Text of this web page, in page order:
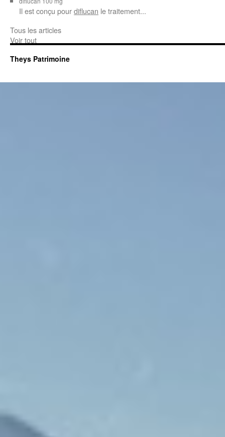
Il est conçu pourdiflucan le traitement...
Tous les articles
Voir tout
Theys Patrimoine